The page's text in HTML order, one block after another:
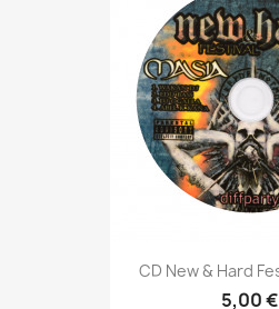
CD New & Hard
5,00 €